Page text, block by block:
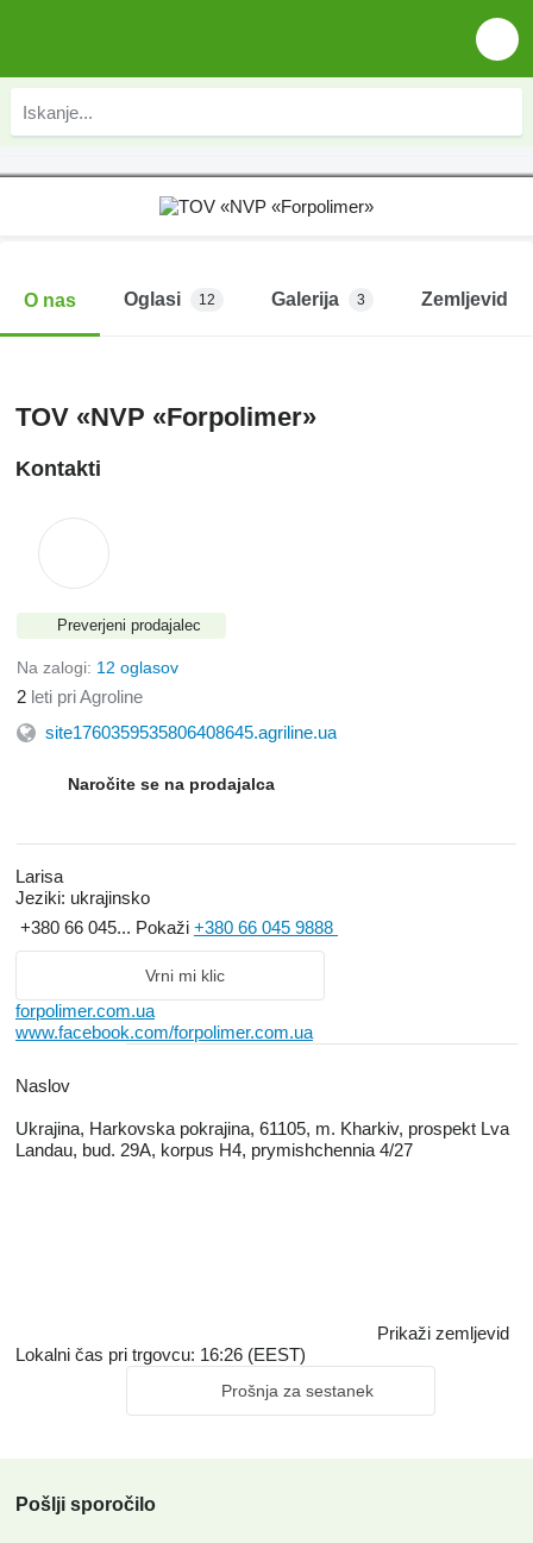
O nas Oglasi 12 Galerija 3 Zemljevid
TOV «NVP «Forpolimer»
Kontakti
Preverjeni prodajalec
Na zalogi: 12 oglasov
2 leti pri Agroline
site1760359535806408645.agriline.ua
Naročite se na prodajalca
Larisa
Jeziki: ukrajinsko
+380 66 045... Pokaži +380 66 045 9888
Vrni mi klic
forpolimer.com.ua
www.facebook.com/forpolimer.com.ua
Naslov
Ukrajina, Harkovska pokrajina, 61105, m. Kharkiv, prospekt Lva
Landau, bud. 29A, korpus H4, prymishchennia 4/27
Prikaži zemljevid
Lokalni čas pri trgovcu: 16:26 (EEST)
Prošnja za sestanek
Pošlji sporočilo